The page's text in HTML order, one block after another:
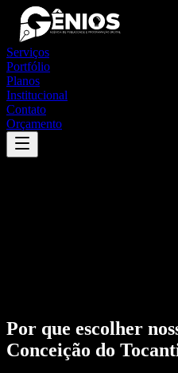
Serviços
Portfólio
Planos
Institucional
Contato
Orçamento
Por que escolher
Conceição do